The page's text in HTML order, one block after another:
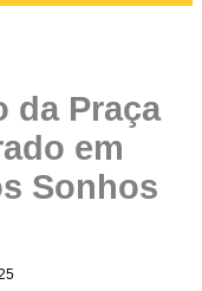
da Praça
em
Sonhos